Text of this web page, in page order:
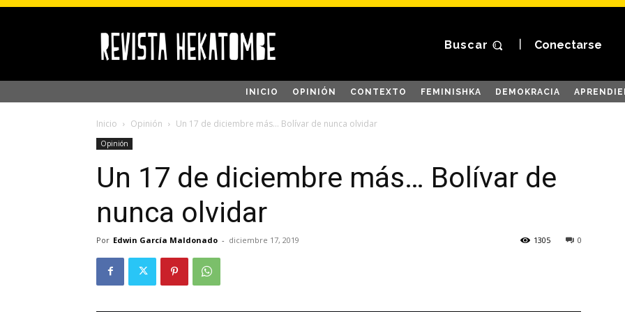
Buscar Conectarse
INICIO OPINIÓN CONTEXTO FEMINISHKA DEMOKRACIA
Inicio Opinión Un 17 de diciembre más… Bolívar de nunca olvidar
Opinión
Un 17 de diciembre más… Bolívar de
nunca olvidar
Por Edwin García Maldonado - diciembre 17, 2019 0
1305